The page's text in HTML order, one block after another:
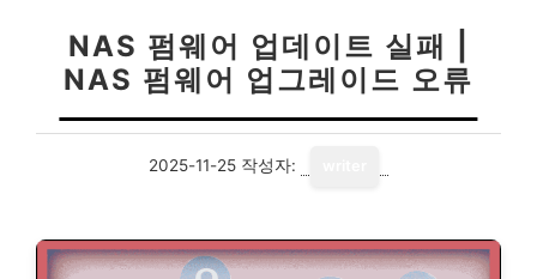
NAS 펌웨어 업데이트 실패 |
NAS 펌웨어 업그레이드 오류
2025-11-25 작성자: